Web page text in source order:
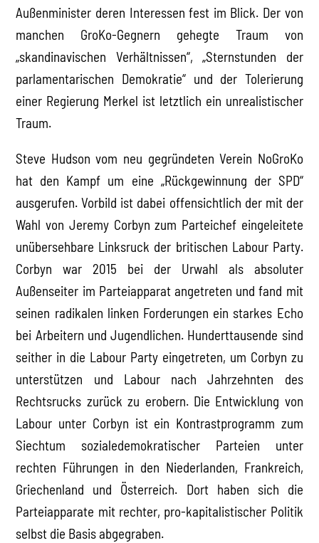
Außenminister deren Interessen fest im Blick. Der von
manchen GroKo-Gegnern gehegte Traum von
„skandinavischen Verhältnissen“, „Sternstunden der
parlamentarischen Demokratie“ und der Tolerierung
einer Regierung Merkel ist letztlich ein unrealistischer
Traum.
Steve Hudson vom neu gegründeten Verein NoGroKo
hat den Kampf um eine „Rückgewinnung der SPD“
ausgerufen. Vorbild ist dabei offensichtlich der mit der
Wahl von Jeremy Corbyn zum Parteichef eingeleitete
unübersehbare Linksruck der britischen Labour Party.
Corbyn war 2015 bei der Urwahl als absoluter
Außenseiter im Parteiapparat angetreten und fand mit
seinen radikalen linken Forderungen ein starkes Echo
bei Arbeitern und Jugendlichen. Hunderttausende sind
seither in die Labour Party eingetreten, um Corbyn zu
unterstützen und Labour nach Jahrzehnten des
Rechtsrucks zurück zu erobern. Die Entwicklung von
Labour unter Corbyn ist ein Kontrastprogramm zum
Siechtum sozialedemokratischer Parteien unter
rechten Führungen in den Niederlanden, Frankreich,
Griechenland und Österreich. Dort haben sich die
Parteiapparate mit rechter, pro-kapitalistischer Politik
selbst die Basis abgegraben.